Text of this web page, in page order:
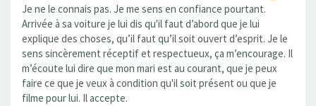
Je ne le connais pas. Je me sens en confiance pourtant.
Arrivée à sa voiture je lui dis qu'il faut d’abord que je lui
explique des choses, qu’il faut qu’il soit ouvert d’esprit. Je le
sens sincèrement réceptif et respectueux, ça m’encourage. Il
m’écoute lui dire que mon mari est au courant, que je peux
faire ce que je veux à condition qu'il soit présent ou que je
filme pour lui. Il accepte.